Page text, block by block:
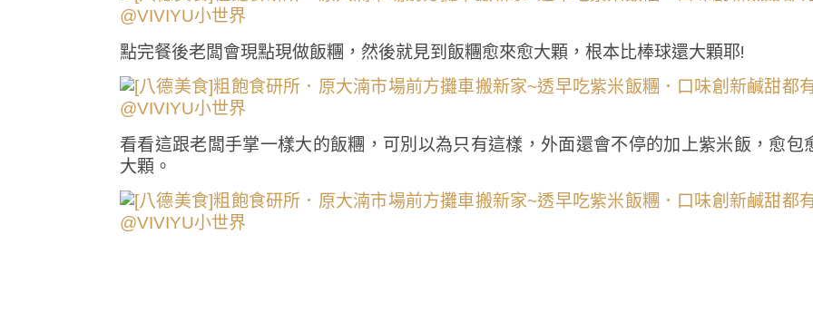
點完餐後老闆會現點現做飯糰，然後就見到飯糰愈來愈大顆，根本比棒球還大顆耶!
看看這跟老闆手掌一樣大的飯糰，可別以為只有這樣，外面還會不停的加上紫米飯，愈包
大顆。